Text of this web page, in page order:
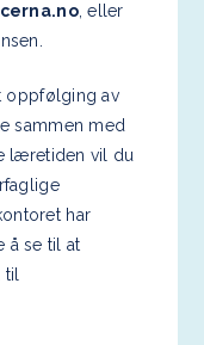
, eller
oppfølging av
sammen med
læretiden vil du
har
å se til at
til